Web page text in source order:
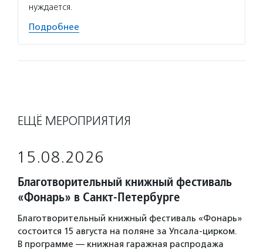
нуждается.
Подробнее
ЕЩЁ МЕРОПРИЯТИЯ
15.08.2026
Благотворительный книжный фестиваль
«Фонарь» в Санкт-Петербурге
Благотворительный книжный фестиваль «Фонарь»
состоится 15 августа на поляне за Упсала-цирком.
В программе — книжная гаражная распродажа